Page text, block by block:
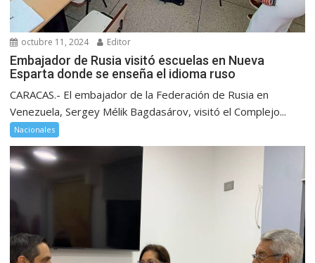
octubre 11, 2024 Editor
Embajador de Rusia visitó escuelas en Nueva
Esparta donde se enseña el idioma ruso
CARACAS.- El embajador de la Federación de Rusia en
Venezuela, Sergey Mélik Bagdasárov, visitó el Complejo...
Nacionales